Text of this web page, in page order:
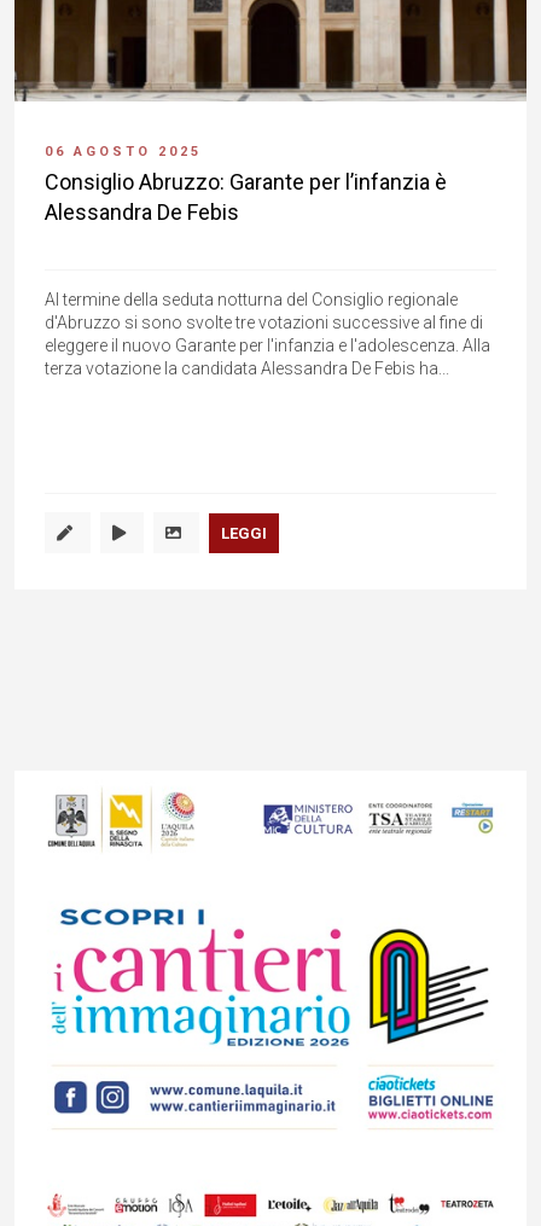
06 AGOSTO 2025
Consiglio Abruzzo: Garante per l’infanzia è
Alessandra De Febis
Al termine della seduta notturna del Consiglio regionale
d'Abruzzo si sono svolte tre votazioni successive al fine di
eleggere il nuovo Garante per l'infanzia e l'adolescenza. Alla
terza votazione la candidata Alessandra De Febis ha...
LEGGI